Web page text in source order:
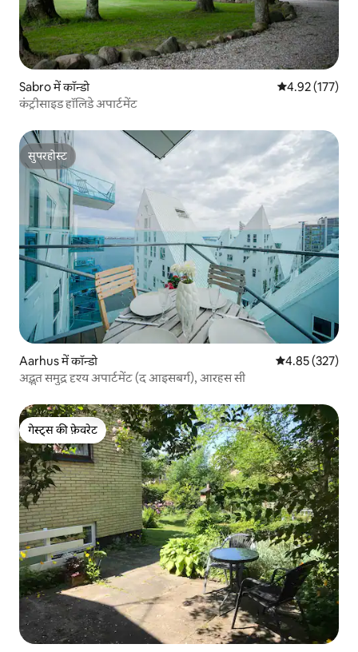
Sabro में कॉन्डो औसत रेटिंग 5 में से
4.92 (177)
कंट्रीसाइड हॉलिडे अपार्टमेंट
सुपरहोस्ट
सुपरहोस्ट
Aarhus में कॉन्डो औसत रेटिंग 5 में से
4.85 (327)
अद्भुत समुद्र दृश्य अपार्टमेंट (द आइसबर्ग), आरहस सी
गेस्ट्स की फ़ेवरेट
गेस्ट्स की फ़ेवरेट